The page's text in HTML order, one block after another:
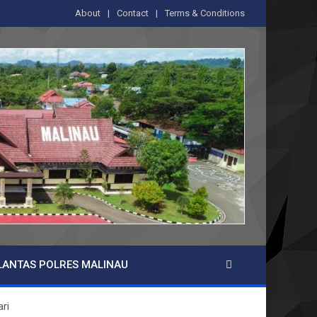
About Contact Terms & Conditions
POLRES MALINAU